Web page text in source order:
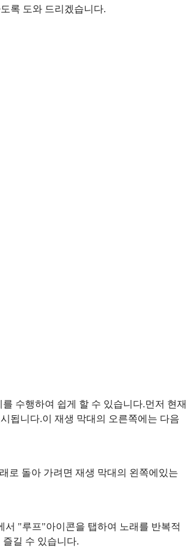
록 도와 드리겠습니다.
수행하여 쉽게 할 수 있습니다.먼저 현재
됩니다.이 재생 막대의 오른쪽에는 다음
로 돌아 가려면 재생 막대의 왼쪽에있는
서 "루프"아이콘을 탭하여 노래를 반복적
길 수 있습니다.